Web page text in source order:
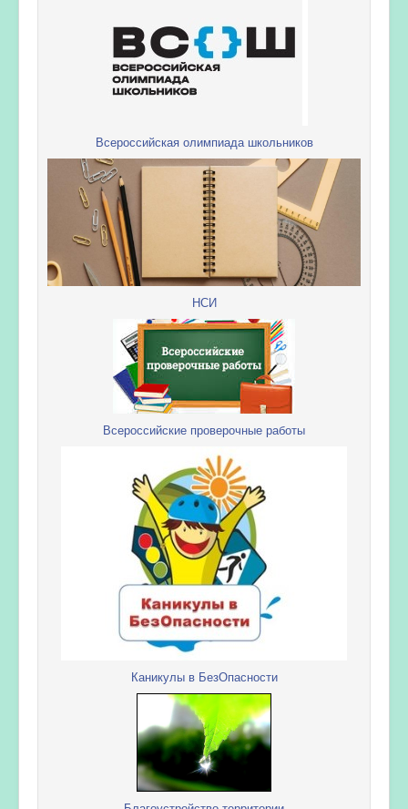
Всероссийская олимпиада школьников
НСИ
Всероссийские проверочные работы
Каникулы в БезОпасности